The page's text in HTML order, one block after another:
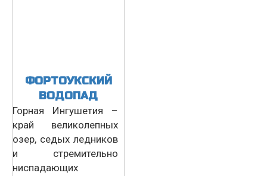
ФОРТОУКСКИЙ
ВОДОПАД
Горная Ингушетия –
край великолепных
озер, седых ледников
и стремительно
ниспадающих